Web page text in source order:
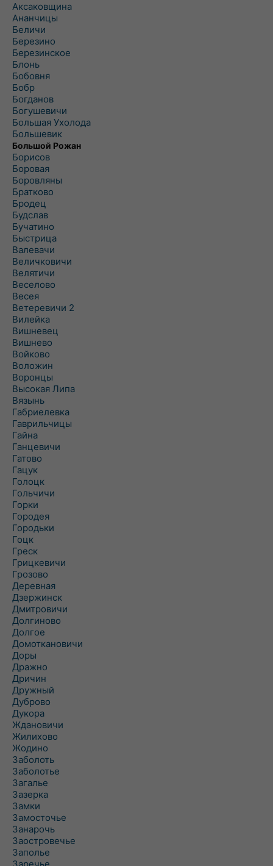
Аксаковщина
Ананчицы
Беличи
Березино
Березинское
Блонь
Бобовня
Бобр
Богданов
Богушевичи
Большая Ухолода
Большевик
Большой Рожан
Борисов
Боровая
Боровляны
Братково
Бродец
Будслав
Бучатино
Быстрица
Валевачи
Величковичи
Велятичи
Веселово
Весея
Ветеревичи 2
Вилейка
Вишневец
Вишнево
Войково
Воложин
Воронцы
Высокая Липа
Вязынь
Габриелевка
Гаврильчицы
Гайна
Ганцевичи
Гатово
Гацук
Голоцк
Гольчичи
Горки
Городея
Городьки
Гоцк
Греск
Грицкевичи
Грозово
Деревная
Дзержинск
Дмитровичи
Долгиново
Долгое
Домоткановичи
Доры
Дражно
Дричин
Дружный
Дуброво
Дукора
Ждановичи
Жилихово
Жодино
Заболоть
Заболотье
Загалье
Зазерка
Замки
Замосточье
Занарочь
Заостровечье
Заполье